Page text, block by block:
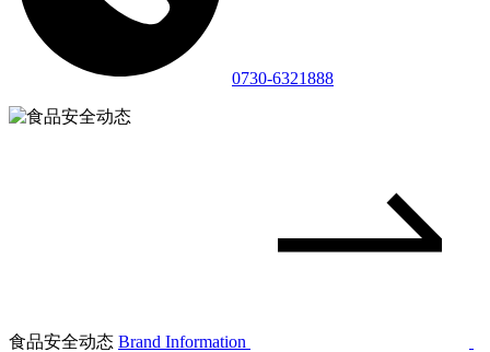
0730-6321888
食品安全动态 Brand Information